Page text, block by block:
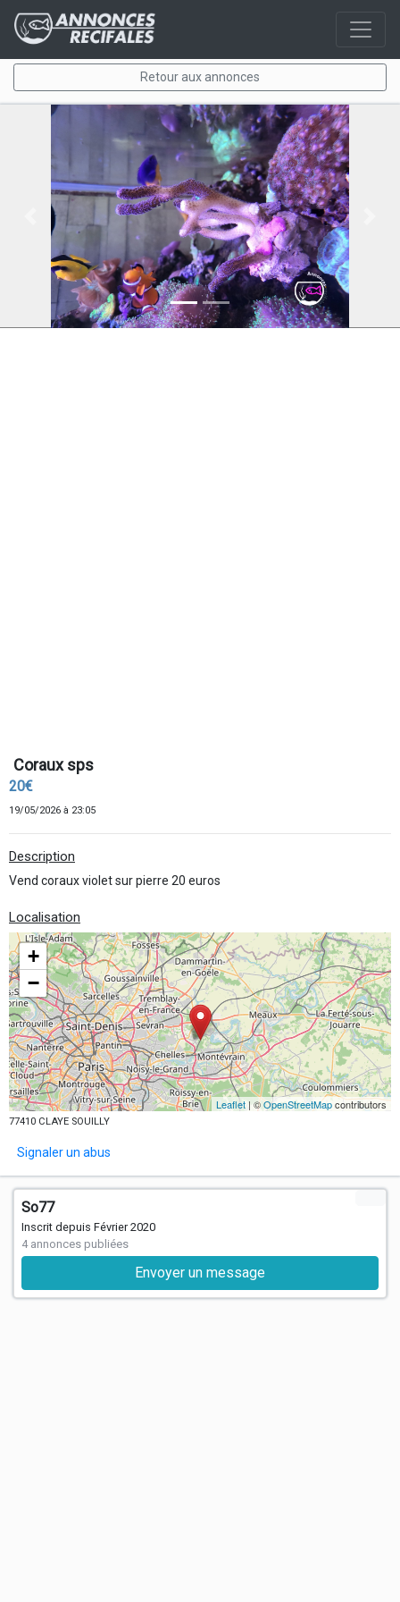
Retour aux annonces
Previous
Coraux sps
20€
19/05/2026 à 23:05
Description
Vend coraux violet sur pierre 20 euros
Localisation
+
−
Leaflet | ©OpenStreetMapcontributors
77410 CLAYE SOUILLY
Signaler un abus
So77
Inscrit depuis Février 2020
4 annonces publiées
Envoyer un message